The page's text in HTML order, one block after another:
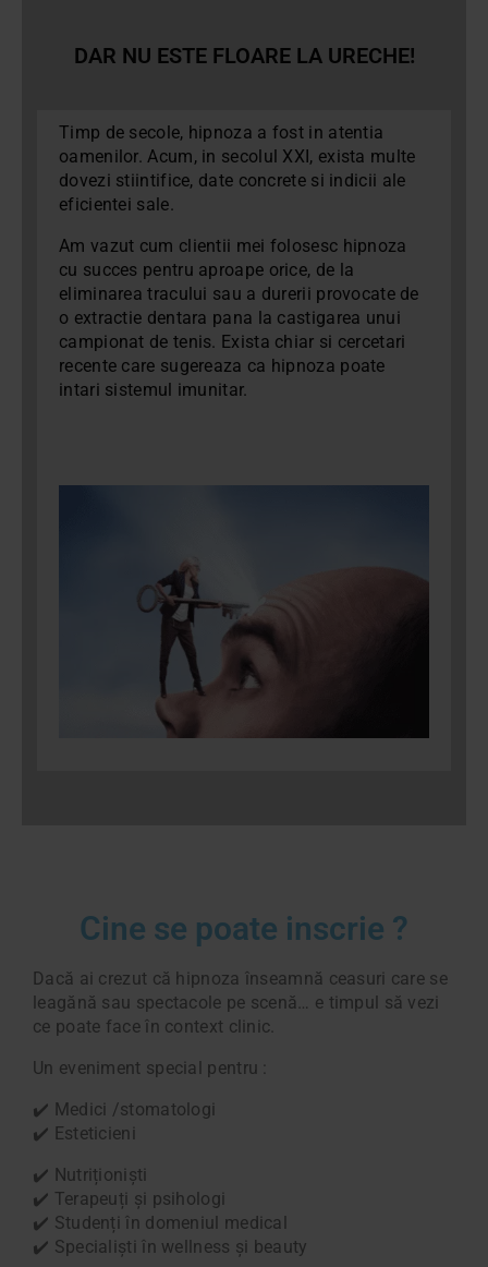
DAR NU ESTE FLOARE LA URECHE!
Timp de secole, hipnoza a fost in atentia
oamenilor. Acum, in secolul XXI, exista multe
dovezi stiintifice, date concrete si indicii ale
eficientei sale.
Am vazut cum clientii mei folosesc hipnoza
cu succes pentru aproape orice, de la
eliminarea tracului sau a durerii provocate de
o extractie dentara pana la castigarea unui
campionat de tenis. Exista chiar si cercetari
recente care sugereaza ca hipnoza poate
intari sistemul imunitar.
Cine se poate inscrie ?
Dacă ai crezut că hipnoza înseamnă ceasuri care se
leagănă sau spectacole pe scenă… e timpul să vezi
ce poate face în context clinic.
Un eveniment special pentru :
✔️ Medici /stomatologi
✔️ Esteticieni
✔️ Nutriționiști
✔️ Terapeuți și psihologi
✔️ Studenți în domeniul medical
✔️ Specialiști în wellness și beauty